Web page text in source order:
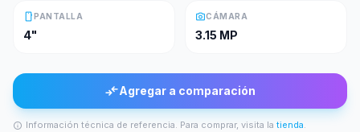
smartphonePANTALLA
4"
photo_cameraCÁMARA
3.15 MP
compare_arrowsAgregar a comparación
info Información técnica de referencia. Para comprar, visita la tienda.